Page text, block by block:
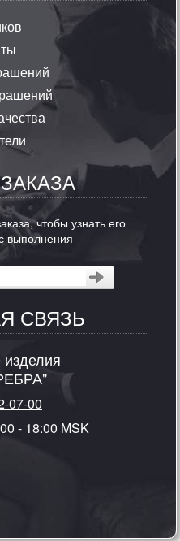
чтобы узнать его
выполнения
СВЯЗЬ
07-00
- 18:00 MSK